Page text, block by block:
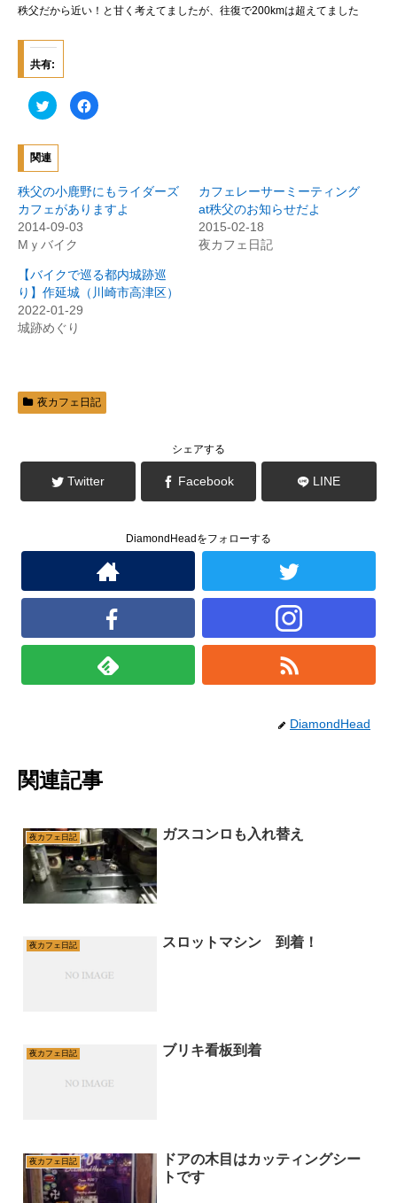
秩父だから近い！と甘く考えてましたが、往復で200kmは超えてました
共有:
ク
リ
し
て
T
w
i
t
t
e
r
で
共
(
新
し
い
ウ
ィ
ン
き
ま
す
F
a
で
共
有
す
リ
ッ
ク
し
い
ウ
で
き
す
関連
秩父の小鹿野にもライダーズ
カフェがありますよ
2014-09-03
Mｙバイク
カフェレーサーミーティング
at秩父のお知らせだよ
2015-02-18
夜カフェ日記
【バイクで巡る都内城跡巡
り】作延城（川崎市高津区）
2022-01-29
城跡めぐり
夜カフェ日記
シェアする
Twitter Facebook LINE
DiamondHeadをフォローする
DiamondHead
関連記事
夜カフェ日記 ガスコンロも入れ替え
夜カフェ日記 スロットマシン 到着！
夜カフェ日記 ブリキ看板到着
夜カフェ日記
ドアの木目はカッティングシー
トです